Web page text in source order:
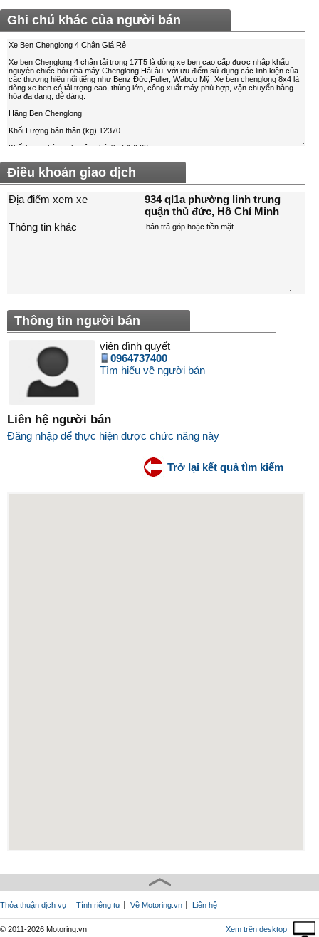
Ghi chú khác của người bán
Điều khoản giao dịch
Địa điểm xem xe
934 ql1a phường linh trung
quận thủ đức, Hồ Chí Minh
Thông tin khác
Thông tin người bán
viên đình quyết
0964737400
Tìm hiểu về người bán
Liên hệ người bán
Đăng nhập để thực hiện được chức năng này
Trở lại kết quả tìm kiếm
Thỏa thuận dịch vụ Tính riêng tư Về Motoring.vn Liên hệ
© 2011-2026 Motoring.vn Xem trên desktop